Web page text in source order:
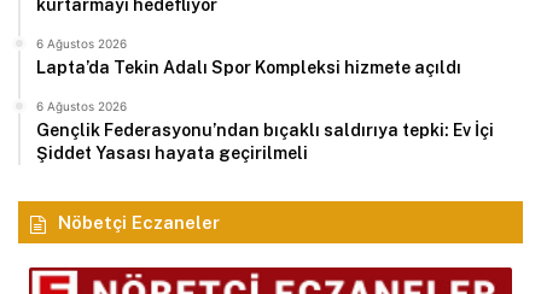
kurtarmayı hedefliyor
6 Ağustos 2026
Lapta’da Tekin Adalı Spor Kompleksi hizmete açıldı
6 Ağustos 2026
Gençlik Federasyonu’ndan bıçaklı saldırıya tepki: Ev İçi
Şiddet Yasası hayata geçirilmeli
Nöbetçi Eczaneler